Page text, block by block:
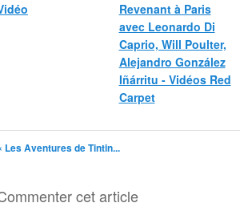
Revenant à Paris
avec Leonardo Di
Caprio, Will Poulter,
Alejandro González
Iñárritu - Vidéos Red
Carpet
Les Aventures de Tintin...
cet article